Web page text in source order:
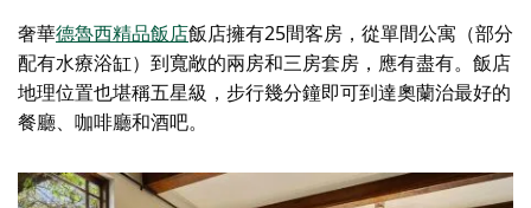
奢華德魯西精品飯店飯店擁有25間客房，從單間公寓（部分
配有水療浴缸）到寬敞的兩房和三房套房，應有盡有。飯店
地理位置也堪稱五星級，步行幾分鐘即可到達奧蘭治最好的
餐廳、咖啡廳和酒吧。